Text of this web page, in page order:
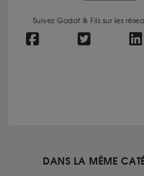
Suivez Godot & Fils sur les
DANS LA MÊME